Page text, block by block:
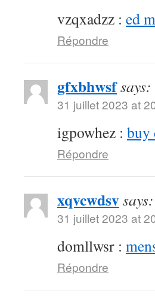
vzqxadzz : ed
Répondre
gfxbhwsfsays:
31 juillet 2023 at
igpowhez : buy
Répondre
xqvcwdsvsays:
31 juillet 2023 at
domllwsr :
Répondre